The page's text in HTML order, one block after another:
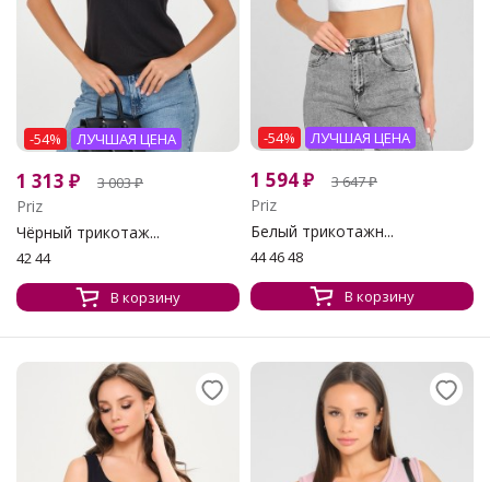
-54% ЛУЧШАЯ ЦЕНА
1 313 ₽ 3 003₽
Priz
Чёрный трикотаж...
42 44
В корзину
-54% ЛУЧШАЯ ЦЕНА
1 594₽ 3 647₽
Priz
Белый трикотажн...
44 46 48
В корзину